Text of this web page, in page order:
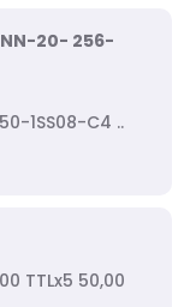
20- 256-
1SS08-C4 ..
TTLx5 50,00